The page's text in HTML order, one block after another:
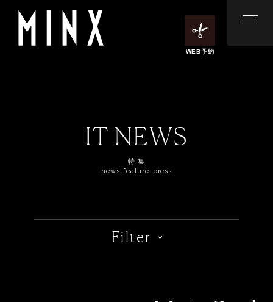
WEB予約
IT NEWS
特 集
news-feature-press
Filter